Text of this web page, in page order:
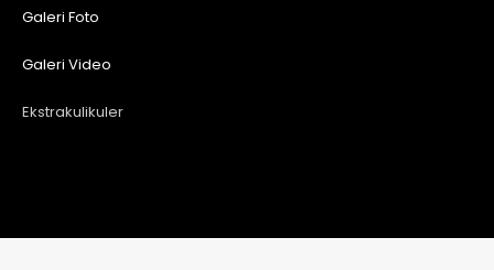
Galeri Foto
Galeri Video
Ekstrakulikuler